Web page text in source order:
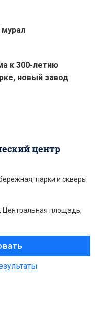
к 300-летию
новый завод
центр
парки и скверы
Центральная площадь,